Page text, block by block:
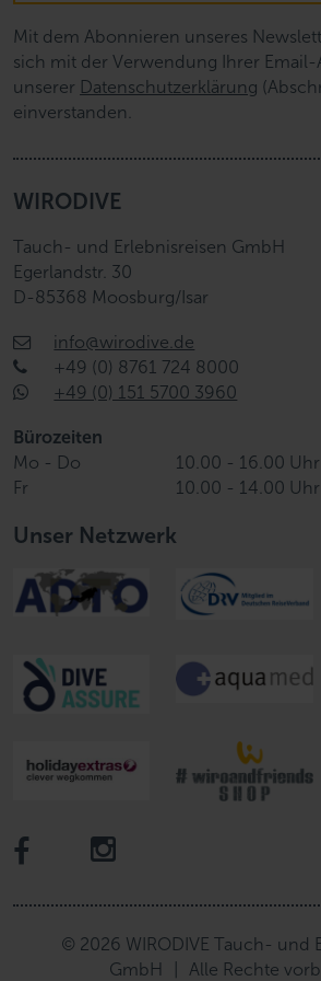
Mit dem Abonnieren unseres
sich mit der Verwendung Ihrer Email-
unserer Datenschutzerklärung
einverstanden.
WIRODIVE
Tauch- und Erlebnisreisen GmbH
Egerlandstr. 30
D-85368 Moosburg/Isar
info@wirodive.de
+49 (0) 8761 724 8000
+49 (0) 151 5700 3960
Bürozeiten
Mo - Do
10.00 - 16.00 Uhr
Fr
10.00 - 14.00 Uhr
Unser Netzwerk
© 2026 WIRODIVE Tauch- und
GmbH
Alle Rechte